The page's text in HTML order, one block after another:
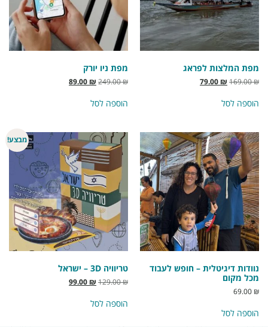
מפת המלצות לפראג
169.00₪
79.00 ₪
הוספה לסל
מפת ניו יורק
249.00₪
89.00 ₪
הוספה לסל
נוודות דיגיטלית – חופש לעבוד
מכל מקום
69.00 ₪
הוספה לסל
מבצע!
טריוויה 3D – ישראל
129.00₪
99.00 ₪
הוספה לסל